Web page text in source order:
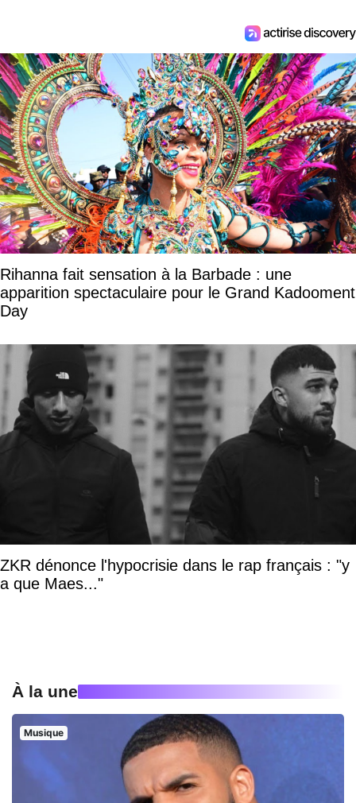
Rihanna fait sensation à la Barbade : une
apparition spectaculaire pour le Grand Kadooment
Day
ZKR dénonce l'hypocrisie dans le rap français : "y
a que Maes..."
À la une
Musique